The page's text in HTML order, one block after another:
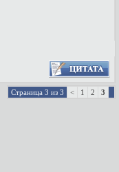
Страница 3 из 3 < 1 2 3